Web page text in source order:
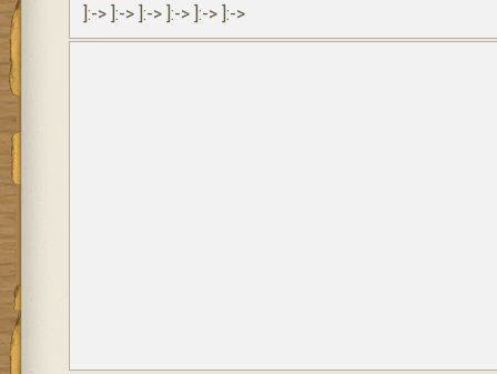
]:-> ]:-> ]:-> ]:-> ]:-> ]:->